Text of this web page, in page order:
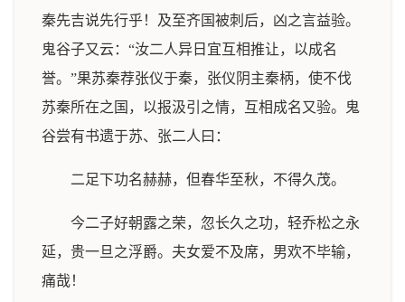
秦先吉说先行乎！及至齐国被刺后，凶之言益验。
鬼谷子又云：“汝二人异日宜互相推让，以成名
誉。”果苏秦荐张仪于秦，张仪阴主秦柄，使不伐
苏秦所在之国，以报汲引之情，互相成名又验。鬼
谷尝有书遗于苏、张二人曰：
二足下功名赫赫，但春华至秋，不得久茂。
今二子好朝露之荣，忽长久之功，轻乔松之永
延，贵一旦之浮爵。夫女爱不及席，男欢不毕输，
痛哉！